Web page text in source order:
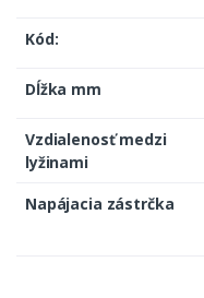
Kód:
Dĺžka mm
Vzdialenosť medzi
lyžinami
Napájacia zástrčka